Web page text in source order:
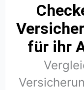
für ihr